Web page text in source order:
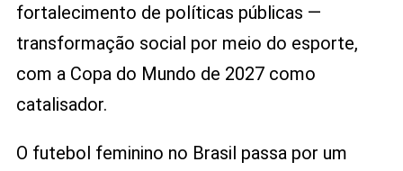
fortalecimento de políticas públicas —
transformação social por meio do esporte,
com a Copa do Mundo de 2027 como
catalisador.
O futebol feminino no Brasil passa por um